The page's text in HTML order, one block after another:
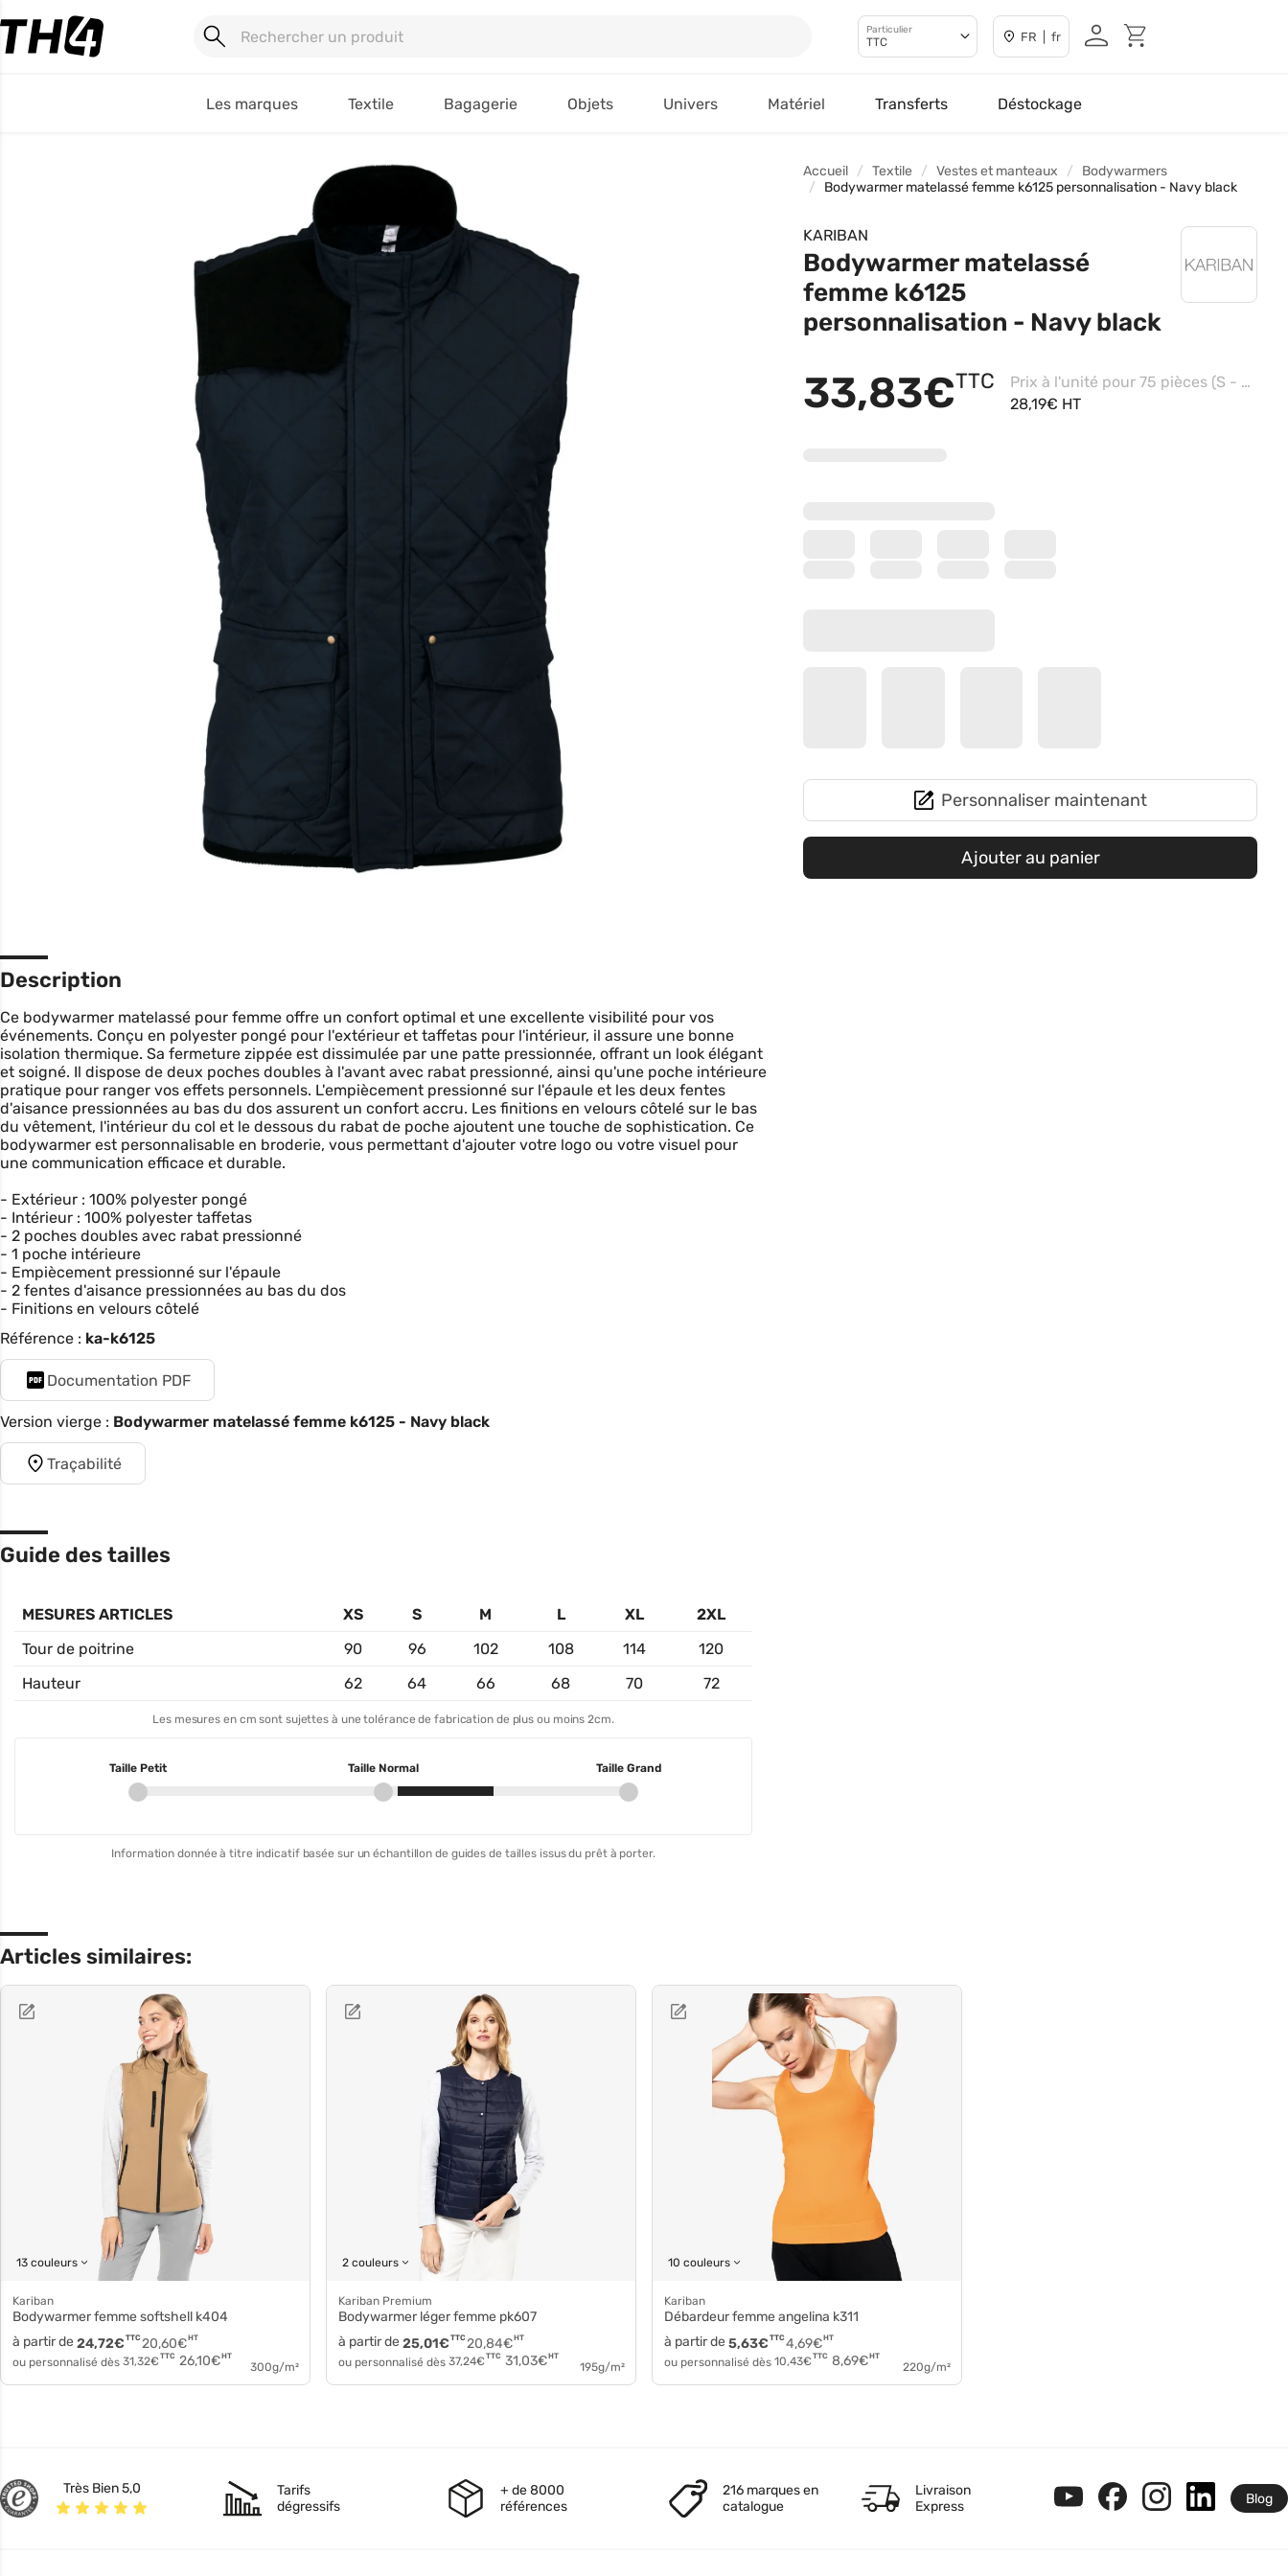
Particulier
TTC FR | fr
Les marques Textile Bagagerie Objets Univers Matériel Transferts Déstockage
Accueil Textile Vestes et manteaux
Bodywarmers
Bodywarmer matelassé femme k6125 personnalisation - Navy black
KARIBAN
Bodywarmer matelassé
femme k6125
personnalisation - Navy black
33,83€TTC
Prix à l'unité pour 75 pièces (S - Navy/black, Broderie coeur)
28,19€ HT
Personnaliser maintenant
Ajouter au panier
Description
Ce bodywarmer matelassé pour femme offre un confort optimal et une excellente visibilité pour vos
événements. Conçu en polyester pongé pour l'extérieur et taffetas pour l'intérieur, il assure une bonne
isolation thermique. Sa fermeture zippée est dissimulée par une patte pressionnée, offrant un look élégant
et soigné. Il dispose de deux poches doubles à l'avant avec rabat pressionné, ainsi qu'une poche intérieure
pratique pour ranger vos effets personnels. L'empiècement pressionné sur l'épaule et les deux fentes
d'aisance pressionnées au bas du dos assurent un confort accru. Les finitions en velours côtelé sur le bas
du vêtement, l'intérieur du col et le dessous du rabat de poche ajoutent une touche de sophistication. Ce
bodywarmer est personnalisable en broderie, vous permettant d'ajouter votre logo ou votre visuel pour
une communication efficace et durable.
- Extérieur : 100% polyester pongé
- Intérieur : 100% polyester taffetas
- 2 poches doubles avec rabat pressionné
- 1 poche intérieure
- Empiècement pressionné sur l'épaule
- 2 fentes d'aisance pressionnées au bas du dos
- Finitions en velours côtelé
Référence : ka-k6125
Documentation PDF
Version vierge : Bodywarmer matelassé femme k6125 - Navy black
Traçabilité
Guide des tailles
MESURES ARTICLES XS S M L XL
2XL
Tour de poitrine
90 96 102 108 114
120
Hauteur
62 64 66 68 70 72
Les mesures en cm sont sujettes à une tolérance de fabrication de plus ou moins 2cm.
Taille Petit Taille Normal Taille Grand
Information donnée à titre indicatif basée sur un échantillon de guides de tailles issus du prêt à porter.
Articles similaires:
13 couleurs
Kariban
Bodywarmer femme softshell k404
à partir de
20,60€HT
24,72€ TTC
ou personnalisé dès 31,32€ TTC 26,10€HT
300g/m²
2 couleurs
Kariban Premium
Bodywarmer léger femme pk607
à partir de
20,84€HT
25,01€ TTC
ou personnalisé dès 37,24€ TTC 31,03€HT
195g/m²
10 couleurs
Kariban
Débardeur femme angelina k311
à partir de
4,69€HT
5,63€ TTC
ou personnalisé dès 10,43€ TTC 8,69€HT
220g/m²
Très Bien 5,0
Tarifs
dégressifs
+ de 8000
références
216 marques en
catalogue
Livraison
Express
Blog